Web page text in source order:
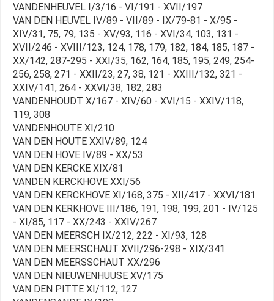
VANDENHEUVEL I/3/16 - VI/191 - XVII/197
VAN DEN HEUVEL IV/89 - VII/89 - IX/79-81 - X/95 -
XIV/31, 75, 79, 135 - XV/93, 116 - XVI/34, 103, 131 -
XVII/246 - XVIII/123, 124, 178, 179, 182, 184, 185, 187 -
XX/142, 287-295 - XXI/35, 162, 164, 185, 195, 249, 254-
256, 258, 271 - XXII/23, 27, 38, 121 - XXIII/132, 321 -
XXIV/141, 264 - XXVI/38, 182, 283
VANDENHOUDT X/167 - XIV/60 - XVI/15 - XXIV/118,
119, 308
VANDENHOUTE XI/210
VAN DEN HOUTE XXIV/89, 124
VAN DEN HOVE IV/89 - XX/53
VAN DEN KERCKE XIX/81
VANDEN KERCKHOVE XXI/56
VAN DEN KERCKHOVE XI/168, 375 - XII/417 - XXVI/181
VAN DEN KERKHOVE III/186, 191, 198, 199, 201 - IV/125
- XI/85, 117 - XX/243 - XXIV/267
VAN DEN MEERSCH IX/212, 222 - XI/93, 128
VAN DEN MEERSCHAUT XVII/296-298 - XIX/341
VAN DEN MEERSSCHAUT XX/296
VAN DEN NIEUWENHUUSE XV/175
VAN DEN PITTE XI/112, 127